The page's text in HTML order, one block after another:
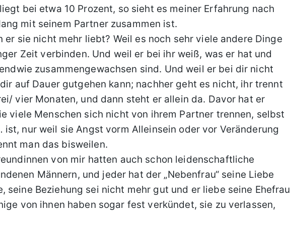
bei etwa 10 Prozent, so sieht es meiner Erfahrung nach
mit seinem Partner zusammen ist.
er sie nicht mehr liebt? Weil es noch sehr viele andere Dinge
Zeit verbinden. Und weil er bei ihr weiß, was er hat und
zusammengewachsen sind. Und weil er bei dir nicht
auf Dauer gutgehen kann; nachher geht es nicht, ihr trennt
vier Monaten, und dann steht er allein da. Davor hat er
viele Menschen sich nicht von ihrem Partner trennen, selbst
nur weil sie Angst vorm Alleinsein oder vor Veränderung
man das bisweilen.
von mir hatten auch schon leidenschaftliche
Männern, und jeder hat der „Nebenfrau“ seine Liebe
seine Beziehung sei nicht mehr gut und er liebe seine Ehefrau
von ihnen haben sogar fest verkündet, sie zu verlassen,